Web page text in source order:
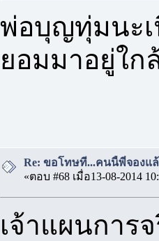
พ่อบุญทุ่มนะ
ยอมมาอยู่ใก
Re: ขอโทษที...คนนี้พี่จองแล้
«ตอบ #68 เมื่อ13-08-2014
เจ้าแผนการ